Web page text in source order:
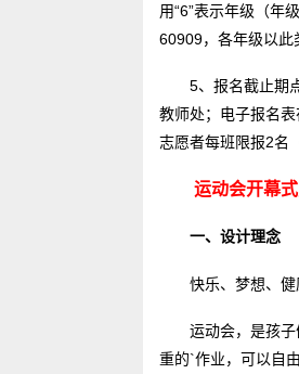
用“6”表示年级（年
60909，各年级以此
5、报名截止期
教师处；电子报名
志愿者每班限报2名
运动会开幕
一、设计理念
快乐、梦想、
运动会，是孩
重的`作业，可以自